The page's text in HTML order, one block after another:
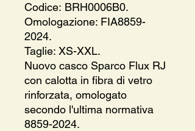
Codice: BRH0006B0.
Omologazione: FIA8859-
2024.
Taglie: XS-XXL.
Nuovo casco Sparco Flux RJ
con calotta in fibra di vetro
rinforzata, omologato
secondo l'ultima normativa
8859-2024.